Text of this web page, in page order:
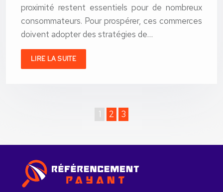
proximité restent essentiels pour de nombreux
consommateurs. Pour prospérer, ces commerces
doivent adopter des stratégies de…
LIRE LA SUITE
1 2 3